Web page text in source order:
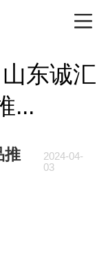
山东诚汇
...
推
2024-04-
03